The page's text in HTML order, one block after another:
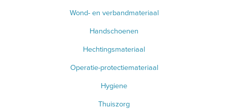
Wond- en verbandmateriaal
Handschoenen
Hechtingsmateriaal
Operatie-protectiemateriaal
Hygiene
Thuiszorg